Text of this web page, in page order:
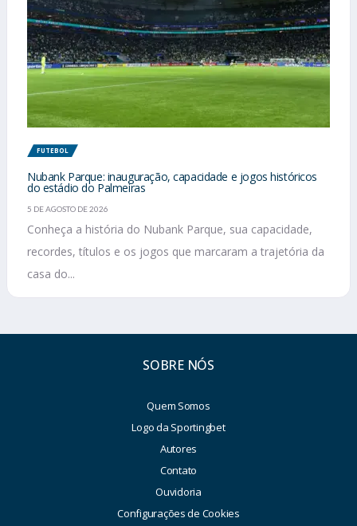
FUTEBOL
Nubank Parque: inauguração, capacidade e jogos históricos
do estádio do Palmeiras
5 DE AGOSTO DE 2026
Conheça a história do Nubank Parque, sua capacidade,
recordes, títulos e os jogos que marcaram a trajetória da
casa do...
SOBRE NÓS
Quem Somos
Logo da Sportingbet
Autores
Contato
Ouvidoria
Configurações de Cookies